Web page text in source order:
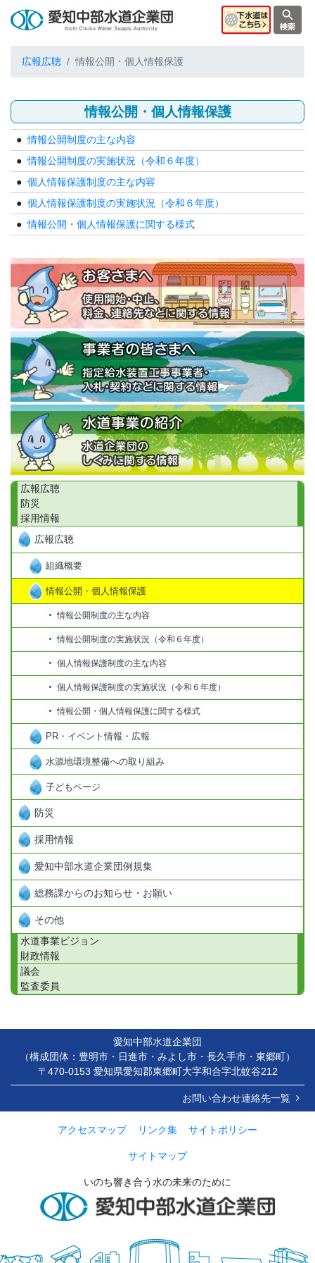
広報広聴
防災
採用情報
広報広聴
組織概要
情報公開・個人情報保護
情報公開制度の主な内容
情報公開制度の実施状況（令和６年度）
個人情報保護制度の主な内容
個人情報保護制度の実施状況（令和６年度）
情報公開・個人情報保護に関する様式
PR・イベント情報・広報
水源地環境整備への取り組み
子どもページ
防災
採用情報
愛知中部水道企業団例規集
総務課からのお知らせ・お願い
その他
水道事業ビジョン
財政情報
議会
監査委員
広報広聴 情報公開・個人情報保護
情報公開・個人情報保護
情報公開制度の主な内容
情報公開制度の実施状況（令和６年度）
個人情報保護制度の主な内容
個人情報保護制度の実施状況（令和６年度）
情報公開・個人情報保護に関する様式
愛知中部水道企業団
（構成団体：豊明市・日進市・みよし市・長久手市・東郷町）
〒470-0153 愛知県愛知郡東郷町大字和合字北蚊谷212
お問い合わせ連絡先一覧
アクセスマップ リンク集 サイトポリシー
サイトマップ
いのち響き合う水の未来のために